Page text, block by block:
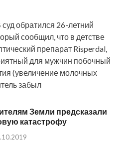
обратился 26-летний
сообщил, что в детстве
препарат Risperdal,
для мужчин побочный
(увеличение молочных
забыл
Земли предсказали
катастрофу